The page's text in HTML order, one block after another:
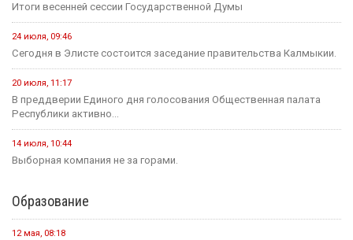
Итоги весенней сессии Государственной Думы
24 июля, 09:46
Сегодня в Элисте состоится заседание правительства Калмыкии.
20 июля, 11:17
В преддверии Единого дня голосования Общественная палата
Республики активно...
14 июля, 10:44
Выборная компания не за горами.
Образование
12 мая, 08:18